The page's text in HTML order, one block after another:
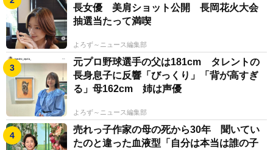
長女優 美肩ショット公開 長岡花火大会
抽選当たって満喫
よろず～ニュース編集部
元プロ野球選手の父は181cm タレントの
長身息子に反響「びっくり」「背が高すぎ
る」母162cm 姉は声優
よろず～ニュース編集部
売れっ子作家の母の死から30年 聞いてい
たのと違った血液型「自分は本当は誰の子